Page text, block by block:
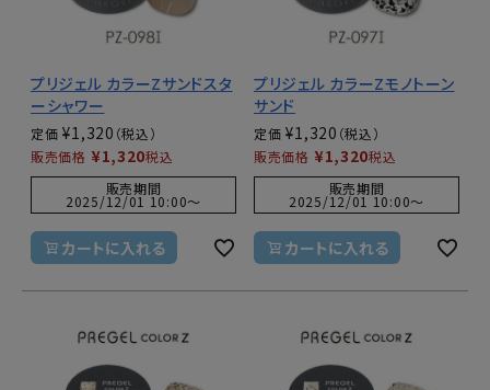
プリジェル カラーZサンドスタ
ーシャワー
定価 ¥1,320
販売価格 ¥1,320税込
販売期間
2025/12/01 10:00〜
カートに入れる
プリジェル カラーZモノトーン
サンド
定価 ¥1,320
販売価格 ¥1,320税込
販売期間
2025/12/01 10:00〜
カートに入れる